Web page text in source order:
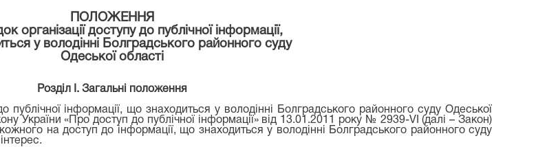
ПОЛОЖЕННЯ
організації доступу до публічної інформації,
у володінні Болградського районного суду
Одеської області
Розділ І. Загальні положення
інформації, що знаходиться у володінні Болградського районного суду Одеської
України «Про доступ до публічної інформації» від 13.01.2011 року № 2939-VI (далі – Закон)
на доступ до інформації, що знаходиться у володінні Болградського районного суду